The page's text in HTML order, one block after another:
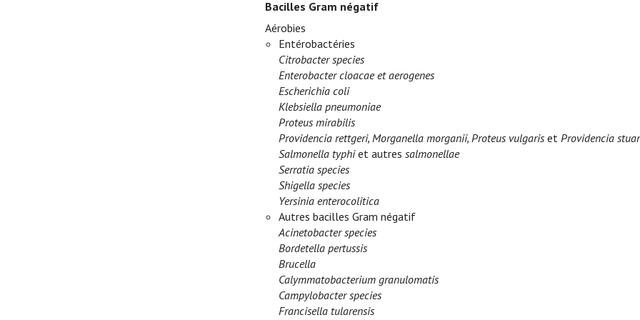
Bacilles Gram négatif
Aérobies
Entérobactéries
Citrobacter species
Enterobacter cloacae et aerogenes
Escherichia coli
Klebsiella pneumoniae
Proteus mirabilis
Providencia rettgeri, Morganella morganii, Proteus vulgaris etProvidencia
Salmonella typhiet autressalmonellae
Serratia species
Shigella species
Yersinia enterocolitica
Autres bacilles Gram négatif
Acinetobacter species
Bordetella pertussis
Brucella
Calymmatobacterium granulomatis
Campylobacter species
Francisella tularensis